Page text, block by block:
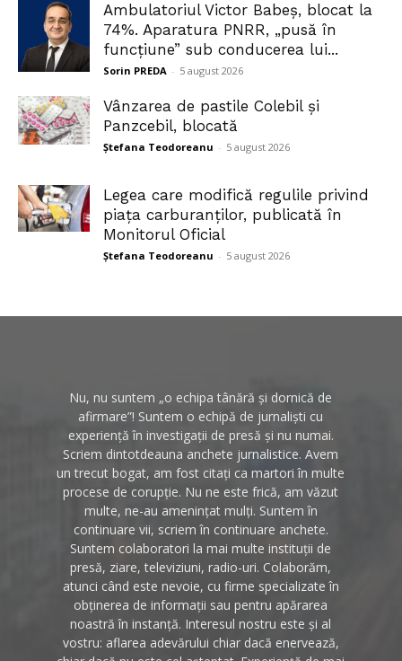
Ambulatoriul Victor Babeș, blocat la
74%. Aparatura PNRR, „pusă în
funcțiune” sub conducerea lui...
Sorin PREDA - 5 august 2026
Vânzarea de pastile Colebil și
Panzcebil, blocată
Ștefana Teodoreanu - 5 august 2026
Legea care modifică regulile privind
piața carburanților, publicată în
Monitorul Oficial
Ștefana Teodoreanu - 5 august 2026
Nu, nu suntem „o echipa tânără și dornică de
afirmare”! Suntem o echipă de jurnaliști cu
experiență în investigații de presă și nu numai.
Scriem dintotdeauna anchete jurnalistice. Avem
un trecut bogat, am fost citați ca martori în multe
procese de corupție. Nu ne este frică, am văzut
multe, ne-au amenințat mulți. Suntem în
continuare vii, scriem în continuare anchete.
Suntem colaboratori la mai multe instituții de
presă, ziare, televiziuni, radio-uri. Colaborăm,
atunci când este nevoie, cu firme specializate în
obținerea de informații sau pentru apărarea
noastră în instanță. Interesul nostru este și al
vostru: aflarea adevărului chiar dacă enervează,